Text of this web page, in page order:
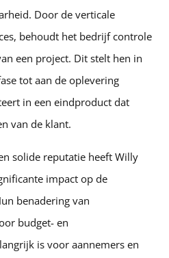
Door de verticale
behoudt het bedrijf controle
een project. Dit stelt hen in
tot aan de oplevering
in een eindproduct dat
van de klant.
solide reputatie heeft Willy
impact op de
benadering van
budget- en
is voor aannemers en